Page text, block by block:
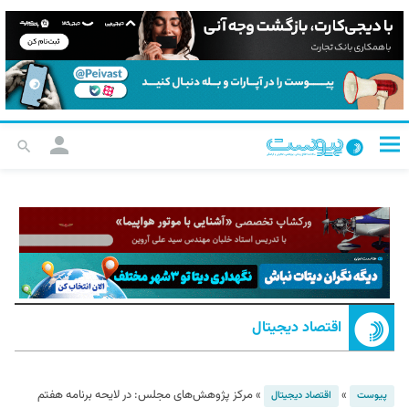
اقتصاد دیجیتال
پیوست » اقتصاد دیجیتال »مرکز پژوهش‌های مجلس: در لایحه برنامه هفتم